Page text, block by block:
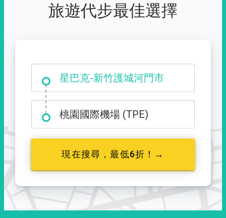
旅遊代步最佳選擇
星巴克-新竹護城河門市
大霸尖山登山口
桃園國際機場 (TPE)
現在搜尋，最低6折！→